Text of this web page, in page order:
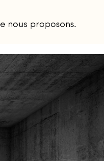
nous proposons.